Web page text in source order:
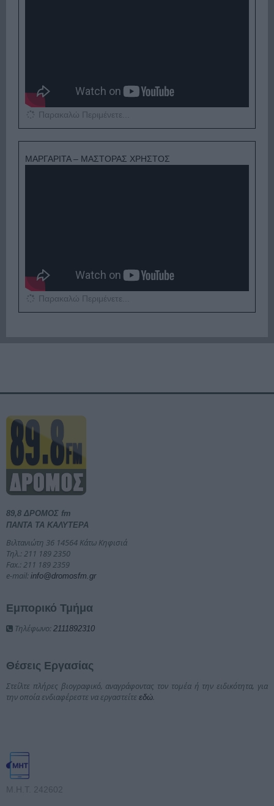
Παρακαλώ Περιμένετε...
ΜΑΡΓΑΡΙΤΑ – ΜΑΣΤΟΡΑΣ ΧΡΗΣΤΟΣ
Παρακαλώ Περιμένετε...
89,8 ΔΡΟΜΟΣ fm
ΠΑΝΤΑ ΤΑ ΚΑΛΥΤΕΡΑ
Βιλτανιώτη 36 14564 Κάτω Κηφισιά
Τηλ.: 211 189 2350
Fax.: 211 189 2359
e-mail: info@dromosfm.gr
Εμπορικό Τμήμα
Τηλέφωνο: 2111892310
Θέσεις Εργασίας
Στείλτε πλήρες βιογραφικό, αναγράφοντας τον τομέα ή την ειδικότητα, για
την οποία ενδιαφέρεστε να εργαστείτε εδώ.
Μ.Η.Τ. 242602